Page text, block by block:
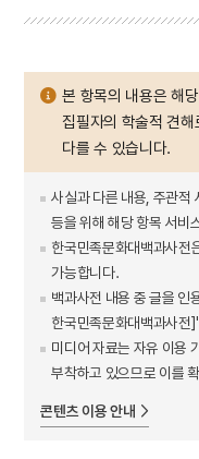
본 항목의 내용은 해
집필자의 학술적 견
다를 수 있습니다.
사실과 다른 내용, 주관적
등을 위해 해당 항목 서비
한국민족문화대백과사전
가능합니다.
백과사전 내용 중 글을 인
한국민족문화대백과사전
미디어 자료는 자유 이용
부착하고 있으므로 이를
콘텐츠 이용 안내